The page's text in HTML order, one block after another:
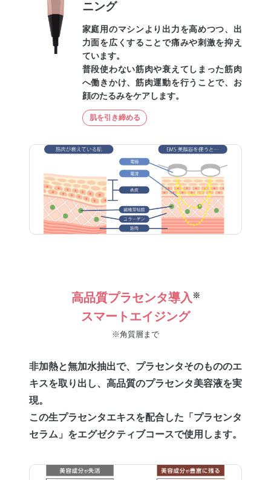
ニング
家庭用のマシンより出力を高めつつ、出
力面を広くすることで痛みや刺激を抑え
ています。
普段使わない筋肉や衰えてしまった筋肉
へ働きかけ、筋肉運動を行うことで、お
顔のたるみをケアします。
肌を引き締める
高品質プラセンタ導入 ※
スマートエイジング
※角質層まで
非加熱と無加水抽出で、プラセンタそのもののエ
キスを取り出し、 高品質のプラセンタ美容液を実
現。
この生プラセンタエキスを配合した「プラセンタ
セラム」をエグゼクティブコースで使用します。